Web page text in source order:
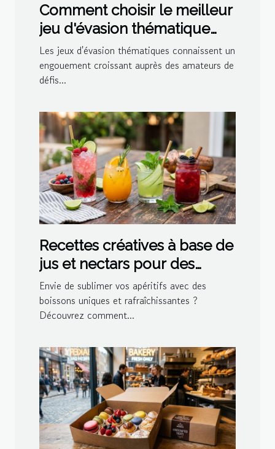
Comment choisir le meilleur
jeu d'évasion thématique
pour votre prochaine sortie
?
Les jeux d'évasion thématiques connaissent un
engouement croissant auprès des amateurs de
défis...
Recettes créatives à base de
jus et nectars pour des
cocktails maison
Envie de sublimer vos apéritifs avec des
boissons uniques et rafraîchissantes ?
Découvrez comment...